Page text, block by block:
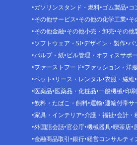
ガソリンスタンド・燃料 ゴム製品 コ
その他サービス その他の化学工業 そ
その他金融 その他小売・卸売 その他
ソフトウェア・SI デザイン・製作 パ
パルプ・紙 ビル管理・オフィスサポ
ファーストフード ファッション・洋服
ペット リース・レンタル 衣服・繊維
医薬品 医薬品・化粧品 一般機械 印刷
飲料・たばこ・飼料 運輸 運輸付帯サ
家具・インテリア 介護・福祉 会計・
外国語会話 官公庁 機械器具 喫茶店
金融商品取引 銀行 経営コンサルティ